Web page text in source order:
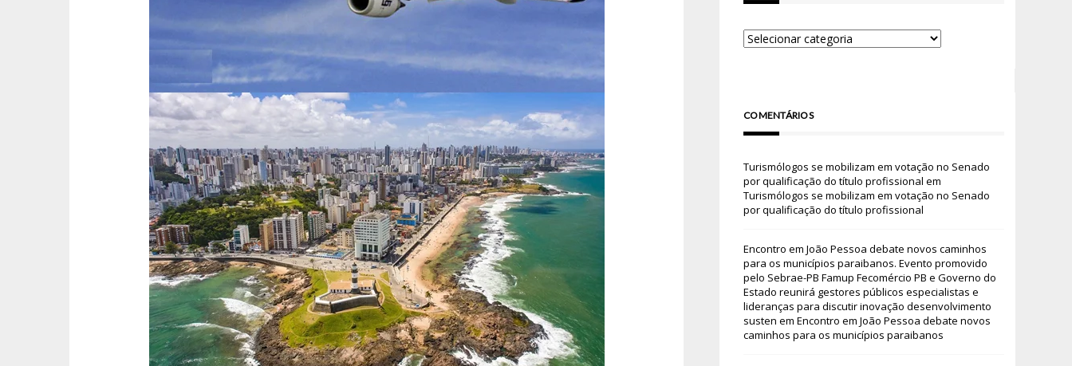
COMENTÁRIOS
Turismólogos se mobilizam em votação no Senado
por qualificação do título profissional em
Turismólogos se mobilizam em votação no Senado
por qualificação do título profissional
Encontro em João Pessoa debate novos caminhos
para os municípios paraibanos. Evento promovido
pelo Sebrae-PB Famup Fecomércio PB e Governo do
Estado reunirá gestores públicos especialistas e
lideranças para discutir inovação desenvolvimento
susten em Encontro em João Pessoa debate novos
caminhos para os municípios paraibanos